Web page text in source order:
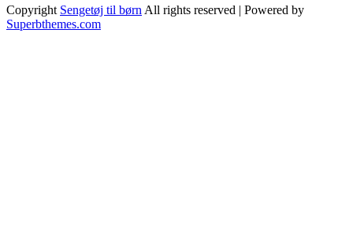
Copyright Sengetøj til børnAll rights reserved | Powered by
Superbthemes.com